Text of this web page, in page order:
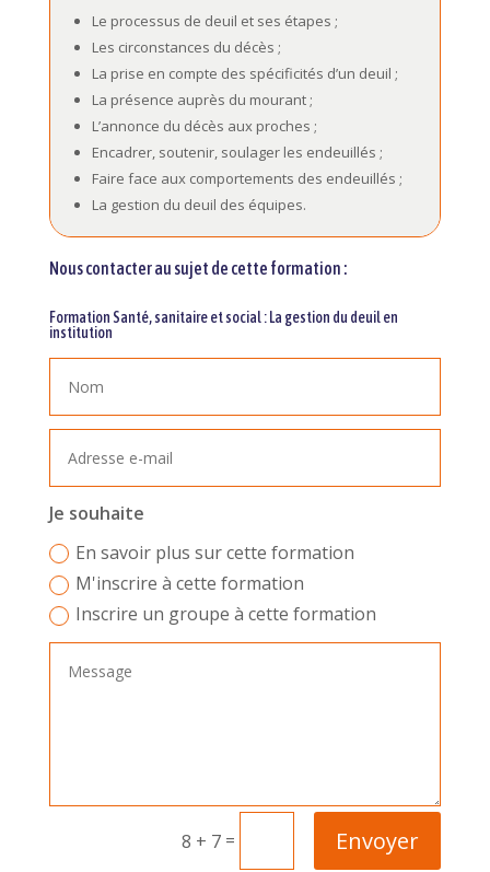
Le processus de deuil et ses étapes ;
Les circonstances du décès ;
La prise en compte des spécificités d’un deuil ;
La présence auprès du mourant ;
L’annonce du décès aux proches ;
Encadrer, soutenir, soulager les endeuillés ;
Faire face aux comportements des endeuillés ;
La gestion du deuil des équipes.
Nous contacter au sujet de cette formation :
Formation Santé, sanitaire et social : La gestion du deuil en
institution
Je souhaite
En savoir plus sur cette formation
M'inscrire à cette formation
Inscrire un groupe à cette formation
8 + 7 = Envoyer